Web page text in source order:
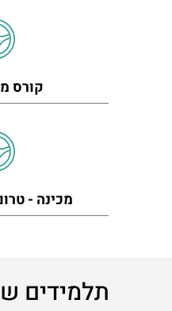
קורס
מכינה -
תלמידים